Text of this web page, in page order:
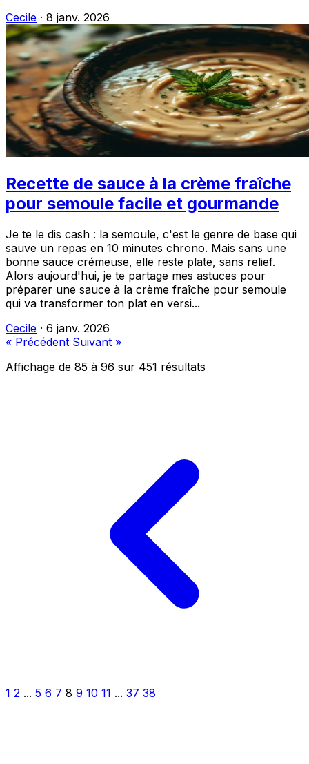
Cecile · 8 janv. 2026
Recette de sauce à la crème fraîche
pour semoule facile et gourmande
Je te le dis cash : la semoule, c'est le genre de base qui
sauve un repas en 10 minutes chrono. Mais sans une
bonne sauce crémeuse, elle reste plate, sans relief.
Alors aujourd'hui, je te partage mes astuces pour
préparer une sauce à la crème fraîche pour semoule
qui va transformer ton plat en versi...
Cecile · 6 janv. 2026
« Précédent Suivant »
Affichage de 85 à 96 sur 451 résultats
1 2 ... 5 6 7 8 9 10 11 ... 37 38